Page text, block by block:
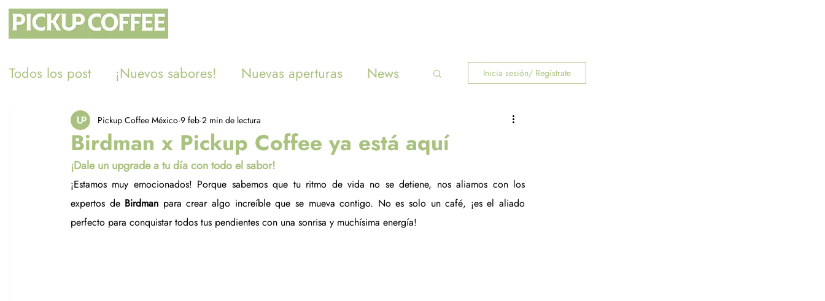
Todos los post ¡Nuevos sabores! Nuevas aperturas News
Eventos PUC es verde Merch
Inicia sesión/ Regístrate
Birdman x Pickup Coffee ya está aquí
Pickup Coffee México 9 feb 2 min de lectura
¡Dale un upgrade a tu día con todo el sabor!
¡Estamos muy emocionados! Porque sabemos que tu ritmo de vida no se detiene, nos aliamos con los
expertos de Birdman para crear algo increíble que se mueva contigo. No es solo un café, ¡es el aliado
perfecto para conquistar todos tus pendientes con una sonrisa y muchísima energía!